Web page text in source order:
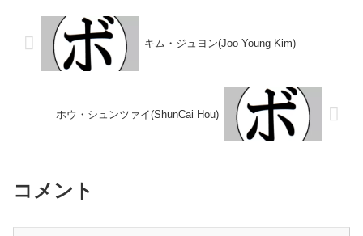
(中)2018/09/22 ○...
キム・ジュヨン(Joo Young Kim)
ホウ・シュンツァイ(ShunCai Hou)
コメント